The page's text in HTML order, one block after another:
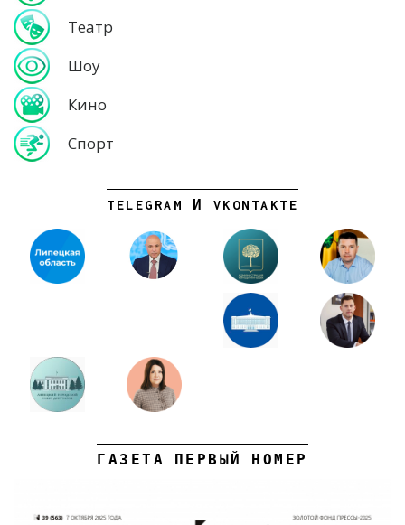
Театр
Шоу
Кино
Спорт
TELEGRAM И VKONTAKTE
ГАЗЕТА ПЕРВЫЙ НОМЕР